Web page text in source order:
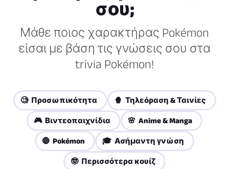
σου;
Μάθε ποιος χαρακτήρας Pokémon
είσαι με βάση τις γνώσεις σου στα
trivia Pokémon!
🧐 Προσωπικότητα 🍿 Τηλεόραση & Ταινίες
🎮 Βιντεοπαιχνίδια 🌸 Anime & Manga
🔴 Pokémon 🎓 Ασήμαντη γνώση
🤓 Περισσότερα κουίζ